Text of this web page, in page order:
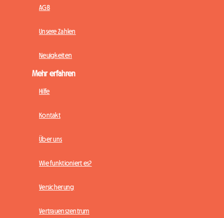
AGB
Unsere Zahlen
Neuigkeiten
Mehr erfahren
Hilfe
Kontakt
Über uns
Wie funktioniert es?
Versicherung
Vertrauenszentrum